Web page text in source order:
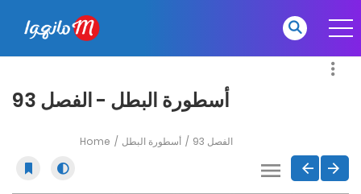
أسطورة البطل - الفصل 93
Home أسطورة البطل الفصل 93